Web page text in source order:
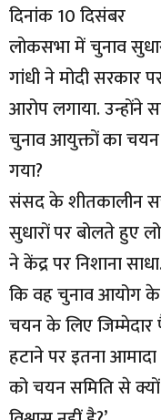
दिनांक 10 दिसंबर
लोकसभा में चुनाव
गांधी ने मोदी सरकार
आरोप लगाया. उन्होंने
चुनाव आयुक्तों का चयन
गया?
संसद के शीतकालीन
सुधारों पर बोलते हुए
ने केंद्र पर निशाना
कि वह चुनाव आयोग
चयन के लिए
हटाने पर इतना
को चयन समिति से